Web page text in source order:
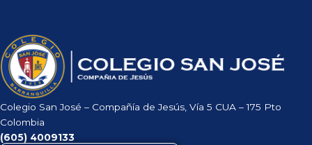
Colegio San José – Compañía de Jesús, Vía 5 CUA – 175 Pto
Colombia
(605) 4009133